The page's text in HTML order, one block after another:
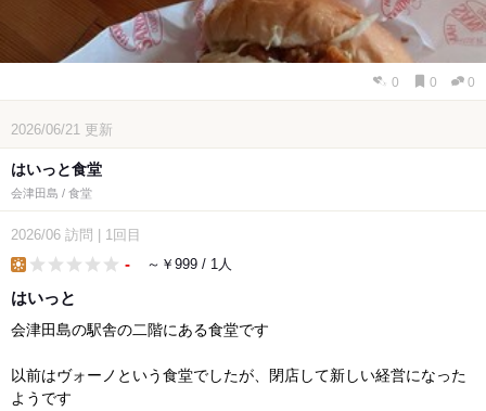
0 0 0
2026/06/21 更新
はいっと食堂
会津田島 / 食堂
2026/06 訪問 | 1回目
- ～￥999 / 1人
はいっと
会津田島の駅舎の二階にある食堂です
以前はヴォーノという食堂でしたが、閉店して新しい経営になった
ようです